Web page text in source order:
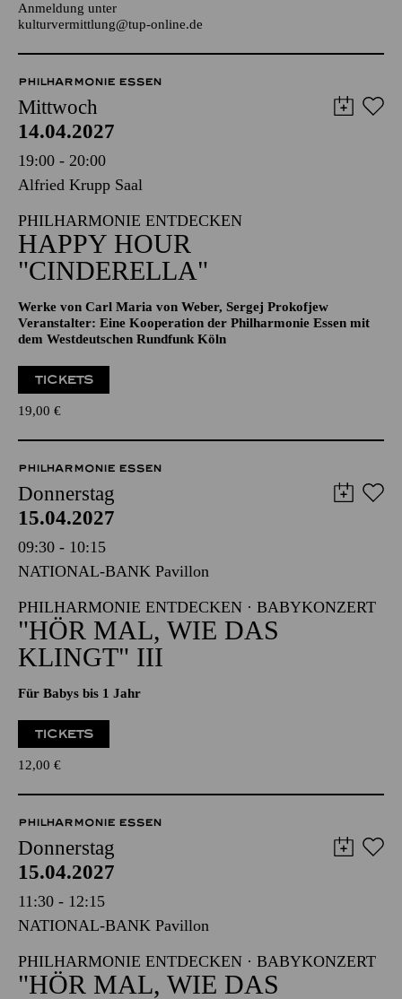
Anmeldung unter
kulturvermittlung@tup-online.de
PHILHARMONIE ESSEN
Mittwoch
14.04.2027
19:00 - 20:00
Alfried Krupp Saal
PHILHARMONIE ENTDECKEN
HAPPY HOUR
"CINDERELLA"
Werke von Carl Maria von Weber, Sergej Prokofjew
Veranstalter: Eine Kooperation der Philharmonie Essen mit
dem Westdeutschen Rundfunk Köln
TICKETS
19,00 €
PHILHARMONIE ESSEN
Donnerstag
15.04.2027
09:30 - 10:15
NATIONAL-BANK Pavillon
PHILHARMONIE ENTDECKEN · BABYKONZERT
"HÖR MAL, WIE DAS
KLINGT" III
Für Babys bis 1 Jahr
TICKETS
12,00 €
PHILHARMONIE ESSEN
Donnerstag
15.04.2027
11:30 - 12:15
NATIONAL-BANK Pavillon
PHILHARMONIE ENTDECKEN · BABYKONZERT
"HÖR MAL, WIE DAS